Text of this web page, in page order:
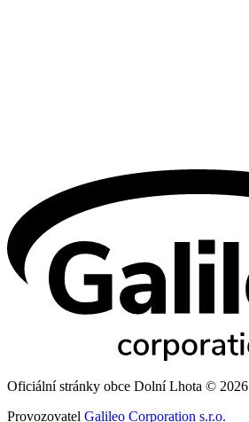
Oficiální stránky obce Dolní Lhota © 2026
Provozovatel Galileo Corporation s.r.o.